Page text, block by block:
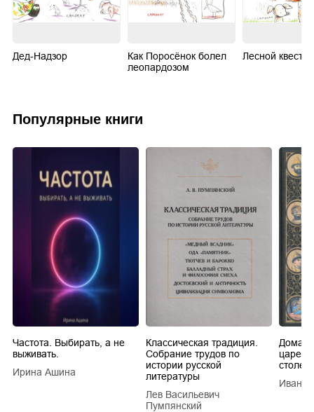
Дед-Надзор
Как Поросёнок болел
леопардозом
Лесной квест
Популярные книги
Частота. Выбирать, а не
выживать.
Ирина Ашина
Классическая традиция.
Собрание трудов по
истории русской
литературы
Лев Васильевич
Пумпянский
царей
Иван